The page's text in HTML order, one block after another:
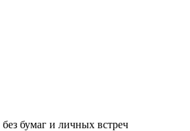
бумаг и личных встреч